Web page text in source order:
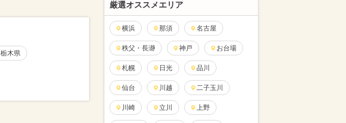
栃木県
厳選オススメエリア
横浜 那須 名古屋
秩父・長瀞 神戸 お台場
札幌 日光 品川
仙台 川越 二子玉川
川崎 立川 上野